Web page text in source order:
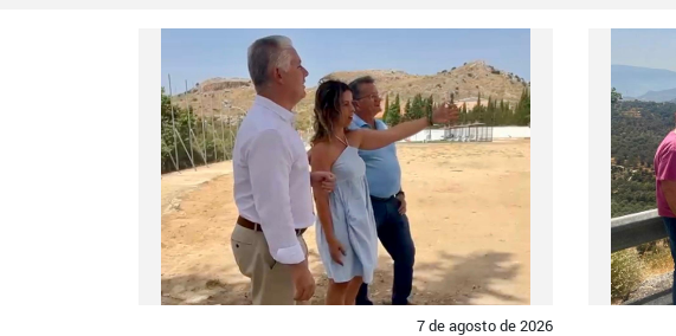
7 de agosto de 2026